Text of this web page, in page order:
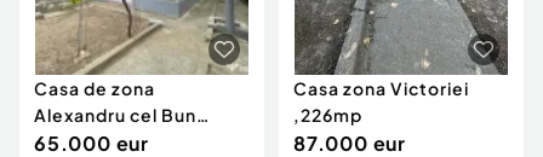
Casa de zona
Alexandru cel Bun
Tulcea
65.000 eur
Casa zona Victoriei
,226mp
87.000 eur